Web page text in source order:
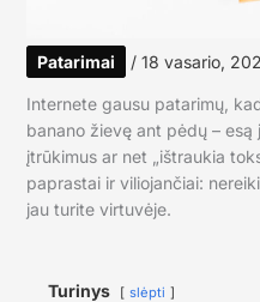
Patarimai / 18 vasario,
Internete gausu patarimų,
banano žievę ant pėdų – esą
įtrūkimus ar net „ištraukia
paprastai ir viliojančiai:
jau turite virtuvėje.
Turinys slėpti